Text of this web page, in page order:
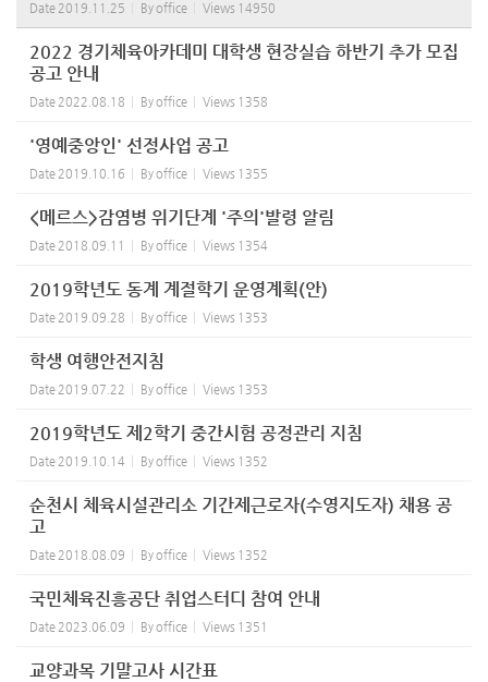
Date 2019.11.25 Byoffice Views 14950
2022 경기체육아카데미 대학생 현장실습 하반기 추가 모집
공고 안내
Date 2022.08.18 Byoffice Views 1358
'영예중앙인' 선정사업 공고
Date 2019.10.16 Byoffice Views 1355
<메르스>감염병 위기단계 '주의'발령 알림
Date 2018.09.11 Byoffice Views 1354
2019학년도 동계 계절학기 운영계획(안)
Date 2019.09.28 Byoffice Views 1353
학생 여행안전지침
Date 2019.07.22 Byoffice Views 1353
2019학년도 제2학기 중간시험 공정관리 지침
Date 2019.10.14 Byoffice Views 1352
순천시 체육시설관리소 기간제근로자(수영지도자) 채용 공
고
Date 2018.08.09 Byoffice Views 1352
국민체육진흥공단 취업스터디 참여 안내
Date 2023.06.09 Byoffice Views 1351
교양과목 기말고사 시간표